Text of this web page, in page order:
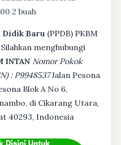
2 buah
Didik Baru (PPDB) PKBM
menghubungi
INTAN Nomor Pokok
: P9948537Jalan Pesona
Blok A No 6,
di Cikarang Utara,
40293, Indonesia